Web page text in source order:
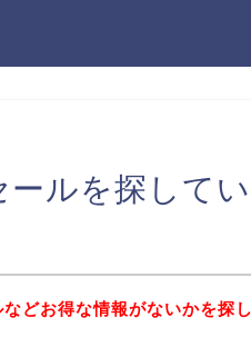
ルを探して
どお得な情報がないかを探